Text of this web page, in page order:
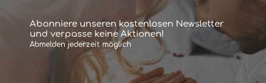
Abonniere unseren kostenlosen Newsletter
und verpasse keine Aktionen!
Abmelden jederzeit möglich